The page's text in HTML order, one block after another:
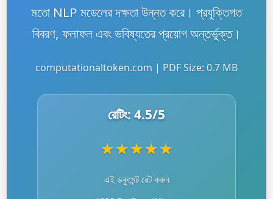
মতো NLP মডেলের দক্ষতা উন্নত করে। প্রযুক্তিগত
বিবরণ, ফলাফল এবং ভবিষ্যতের প্রয়োগ অন্তর্ভুক্ত।
computationaltoken.com | PDF Size: 0.7 MB
রেটিং: 4.5/5
★★★★★
এই ডকুমেন্ট রেট করুন